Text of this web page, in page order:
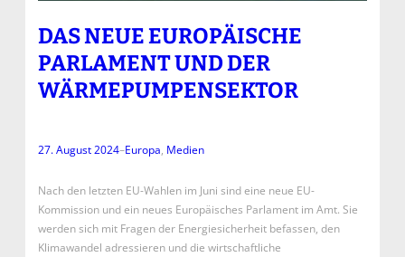
DAS NEUE EUROPÄISCHE
PARLAMENT UND DER
WÄRMEPUMPENSEKTOR
27. August 2024–Europa, Medien
Nach den letzten EU-Wahlen im Juni sind eine neue EU-
Kommission und ein neues Europäisches Parlament im Amt. Sie
werden sich mit Fragen der Energiesicherheit befassen, den
Klimawandel adressieren und die wirtschaftliche